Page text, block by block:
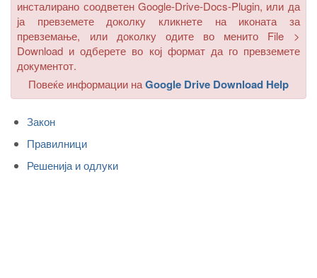
инсталирано соодветен Google-Drive-Docs-Plugin, или да
ја превземете доколку кликнете на иконата за
превземање, или доколку одите во менито File >
Download и одберете во кој формат да го превземете
документот.
Повеќе информации наGoogle Drive Download Help
Закон
Правилници
Решенија и одлуки